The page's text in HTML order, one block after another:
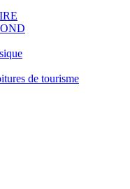
de tourisme